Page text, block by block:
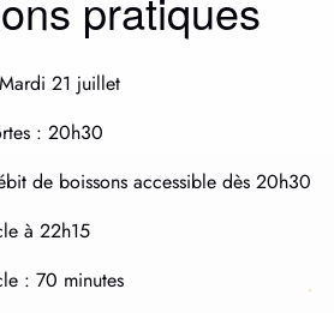
21 juillet
: 20h30
de boissons accessible dès 20h30
à 22h15
: 70 minutes